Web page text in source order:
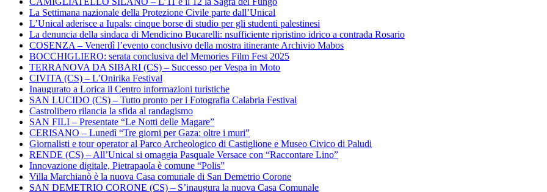
La Settimana nazionale della Protezione Civile parte dall’Unical
L’Unical aderisce a Iupals: cinque borse di studio per gli studenti palestinesi
La denuncia della sindaca di Mendicino Bucarelli: nsufficiente ripristino idrico a contrada Rosario
COSENZA – Venerdì l’evento conclusivo della mostra itinerante Archivio Mabos
BOCCHIGLIERO: serata conclusiva del Memories Film Fest 2025
TERRANOVA DA SIBARI (CS) – Successo per Vespa in Moto
CIVITA (CS) – L’Onirika Festival
Inaugurato a Lorica il Centro informazioni turistiche
SAN LUCIDO (CS) – Tutto pronto per i Fotografia Calabria Festival
Castrolibero rilancia la sfida al randagismo
SAN FILI – Presentate “Le Notti delle Magare”
CERISANO – Lunedì “Tre giorni per Gaza: oltre i muri”
Giornalisti e tour operator al Parco Archeologico di Castiglione e Museo Civico di Paludi
RENDE (CS) – All’Unical si omaggia Pasquale Versace con “Raccontare Lino”
Innovazione digitale, Pietrapaola è comune “Polis”
Villa Marchianò è la nuova Casa comunale di San Demetrio Corone
SAN DEMETRIO CORONE (CS) – S’inaugura la nuova Casa Comunale